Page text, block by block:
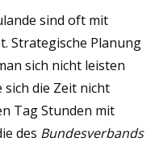
sind oft mit
Strategische Planung
sich nicht leisten
sich die Zeit nicht
Tag Stunden mit
des Bundesverbands